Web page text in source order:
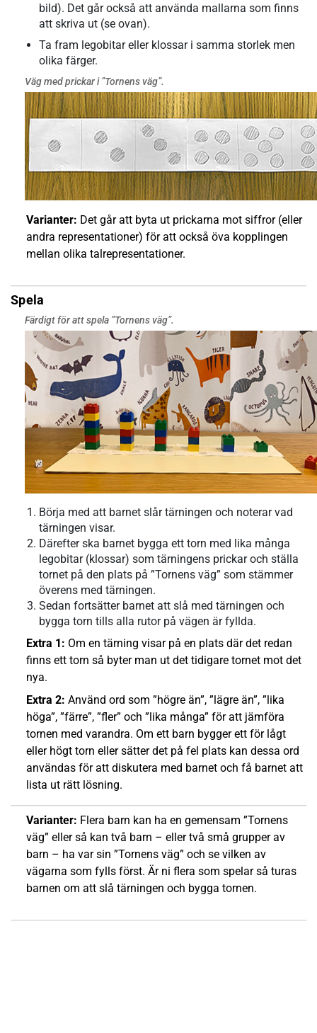
bild). Det går också att använda mallarna som finns
att skriva ut (se ovan).
Ta fram legobitar eller klossar i samma storlek men
olika färger.
Väg med prickar i ”Tornens väg”.
Varianter: Det går att byta ut prickarna mot siffror (eller
andra representationer) för att också öva kopplingen
mellan olika talrepresentationer.
Spela
Färdigt för att spela ”Tornens väg”.
Börja med att barnet slår tärningen och noterar vad
tärningen visar.
Därefter ska barnet bygga ett torn med lika många
legobitar (klossar) som tärningens prickar och ställa
tornet på den plats på ”Tornens väg” som stämmer
överens med tärningen.
Sedan fortsätter barnet att slå med tärningen och
bygga torn tills alla rutor på vägen är fyllda.
Extra 1: Om en tärning visar på en plats där det redan
finns ett torn så byter man ut det tidigare tornet mot det
nya.
Extra 2: Använd ord som ”högre än”, ”lägre än”, ”lika
höga”, ”färre”, ”fler” och ”lika många” för att jämföra
tornen med varandra. Om ett barn bygger ett för lågt
eller högt torn eller sätter det på fel plats kan dessa ord
användas för att diskutera med barnet och få barnet att
lista ut rätt lösning.
Varianter: Flera barn kan ha en gemensam ”Tornens
väg” eller så kan två barn – eller två små grupper av
barn – ha var sin ”Tornens väg” och se vilken av
vägarna som fylls först. Är ni flera som spelar så turas
barnen om att slå tärningen och bygga tornen.